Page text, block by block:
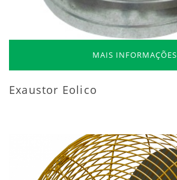
MAIS INFORMAÇÕES
Exaustor Eolico